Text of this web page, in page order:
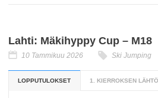
Lahti: Mäkihyppy Cup – M18
10 Tammikuu 2026 Ski Jumping
LOPPUTULOKSET 1. KIERROKSEN